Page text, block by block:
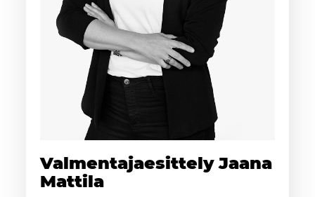
Valmentajaesittely Jaana
Mattila